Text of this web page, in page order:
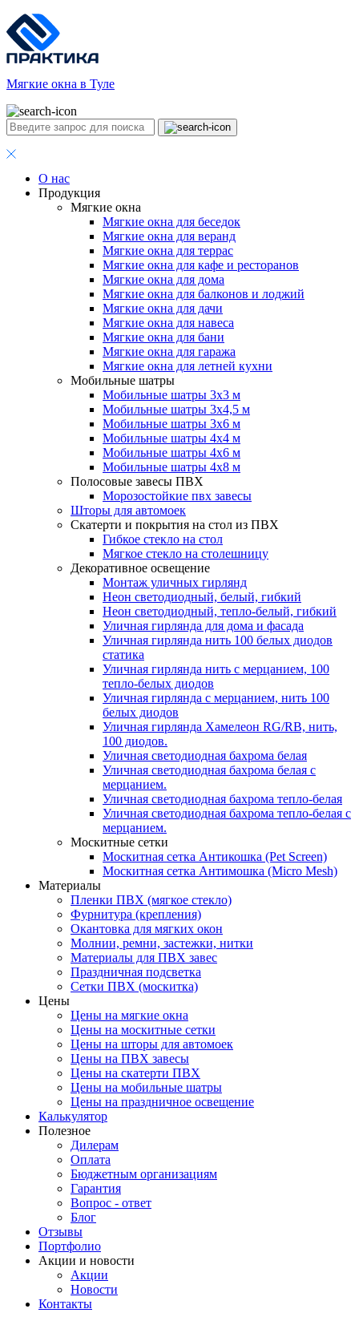
Мягкие окна в Туле
О нас
Продукция
Мягкие окна
Мягкие окна для беседок
Мягкие окна для веранд
Мягкие окна для террас
Мягкие окна для кафе и ресторанов
Мягкие окна для дома
Мягкие окна для балконов и лоджий
Мягкие окна для дачи
Мягкие окна для навеса
Мягкие окна для бани
Мягкие окна для гаража
Мягкие окна для летней кухни
Мобильные шатры
Мобильные шатры 3х3 м
Мобильные шатры 3х4,5 м
Мобильные шатры 3х6 м
Мобильные шатры 4х4 м
Мобильные шатры 4х6 м
Мобильные шатры 4х8 м
Полосовые завесы ПВХ
Морозостойкие пвх завесы
Шторы для автомоек
Скатерти и покрытия на стол из ПВХ
Гибкое стекло на стол
Мягкое стекло на столешницу
Декоративное освещение
Монтаж уличных гирлянд
Неон светодиодный, белый, гибкий
Неон светодиодный, тепло-белый, гибкий
Уличная гирлянда для дома и фасада
Уличная гирлянда нить 100 белых диодов
статика
Уличная гирлянда нить с мерцанием, 100
тепло-белых диодов
Уличная гирлянда с мерцанием, нить 100
белых диодов
Уличная гирлянда Хамелеон RG/RB, нить,
100 диодов.
Уличная светодиодная бахрома белая
Уличная светодиодная бахрома белая с
мерцанием.
Уличная светодиодная бахрома тепло-белая
Уличная светодиодная бахрома тепло-белая с
мерцанием.
Москитные сетки
Москитная сетка Антикошка (Pet Screen)
Москитная сетка Антимошка (Micro Mesh)
Материалы
Пленки ПВХ (мягкое стекло)
Фурнитура (крепления)
Окантовка для мягких окон
Молнии, ремни, застежки, нитки
Материалы для ПВХ завес
Праздничная подсветка
Сетки ПВХ (москитка)
Цены
Цены на мягкие окна
Цены на москитные сетки
Цены на шторы для автомоек
Цены на ПВХ завесы
Цены на скатерти ПВХ
Цены на мобильные шатры
Цены на праздничное освещение
Калькулятор
Полезное
Дилерам
Оплата
Бюджетным организациям
Гарантия
Вопрос - ответ
Блог
Отзывы
Портфолио
Акции и новости
Акции
Новости
Контакты